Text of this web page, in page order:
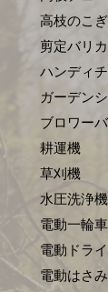
高枝のこ
剪定バリ
ハンディ
ガーデン
ブロワー
耕運機
草刈機
水圧洗浄機
電動一輪車
電動ドラ
電動はさみ